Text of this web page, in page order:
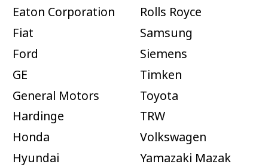
Eaton Corporation
Fiat
Ford
GE
General Motors
Hardinge
Honda
Hyundai
Rolls Royce
Samsung
Siemens
Timken
Toyota
TRW
Volkswagen
Yamazaki Mazak